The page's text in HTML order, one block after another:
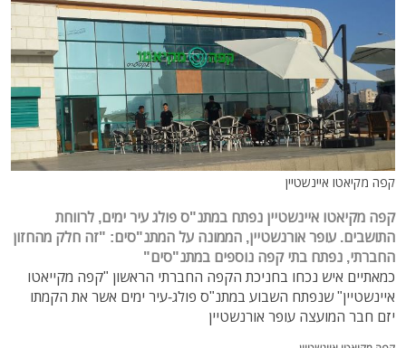
קפה מקיאטו איינשטיין
קפה מקיאטו איינשטיין נפתח במתנ"ס פולג עיר ימים, לרווחת
התושבים. עופר אורנשטיין, הממונה על המתנ"סים: "זה חלק מהחזון
החברתי, נפתח בתי קפה נוספים במתנ"סים"
כמאתיים איש נכחו בחניכת הקפה החברתי הראשון "קפה מקייאטו
איינשטיין" שנפתח השבוע במתנ"ס פולג-עיר ימים אשר את הקמתו
יזם חבר המועצה עופר אורנשטיין